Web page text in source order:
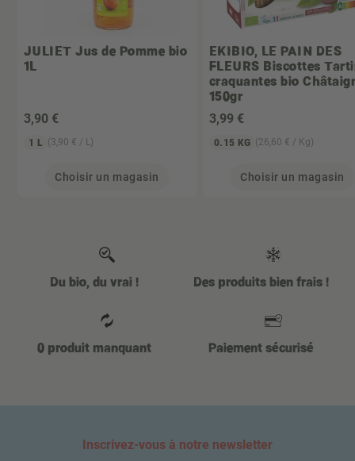
JULIET Jus de Pomme bio
1L
3,90 €
1 L (3,90 € / L)
Choisir un magasin
EKIBIO, LE PAIN DES
FLEURS Biscottes
craquantes bio
150gr
3,99 €
0.15 KG (26,60 € / Kg)
Choisir un magasin
Du bio, du vrai ! Des produits bien frais !
0 produit manquant Paiement sécurisé
Inscrivez-vous à notre newsletter